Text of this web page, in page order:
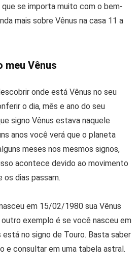
se importa muito com o bem-
mais sobre Vênus na casa 11 a
meu Vênus
onde está Vênus no seu
o dia, mês e ano do seu
signo Vênus estava naquele
anos você verá que o planeta
meses nos mesmos signos,
acontece devido ao movimento
dias passam.
em 15/02/1980 sua Vênus
exemplo é se você nasceu em
no signo de Touro. Basta saber
e consultar em uma tabela astral.